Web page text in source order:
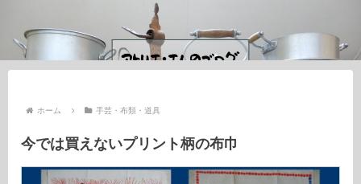
ホーム 手芸・布類・道具
今では買えないプリント柄の布巾